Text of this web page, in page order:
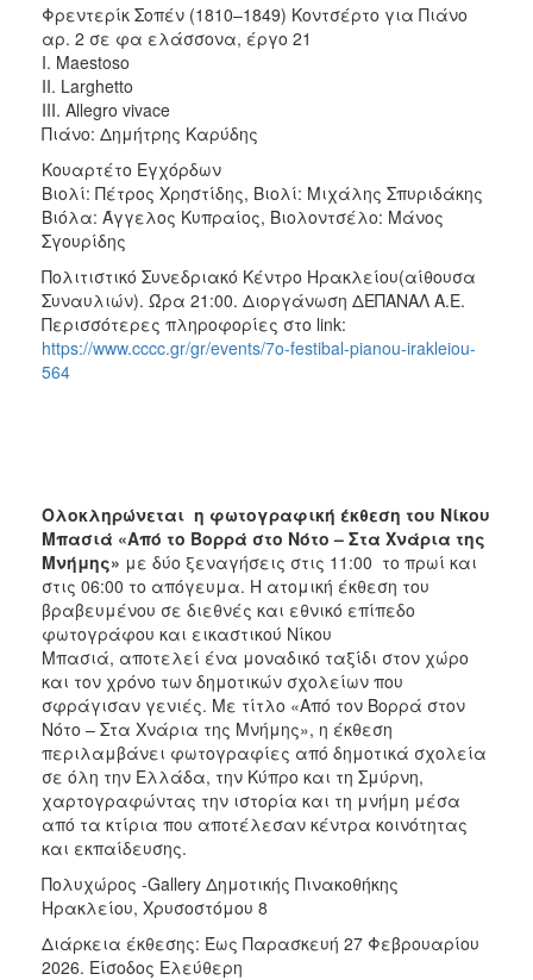
Φρεντερίκ Σοπέν (1810–1849) Κοντσέρτο για Πιάνο
αρ. 2 σε φα ελάσσονα, έργο 21
I. Maestoso
II. Larghetto
III. Allegro vivace
Πιάνo: Δημήτρης Καρύδης
Κουαρτέτο Εγχόρδων
Βιολί: Πέτρος Χρηστίδης, Βιολί: Μιχάλης Σπυριδάκης
Βιόλα: Άγγελος Κυπραίος, Βιολοντσέλο: Μάνος
Σγουρίδης
Πολιτιστικό Συνεδριακό Κέντρο Ηρακλείου(αίθουσα
Συναυλιών). Ώρα 21:00. Διοργάνωση ΔΕΠΑΝΑΛ Α.Ε.
Περισσότερες πληροφορίες στο link:
https://www.cccc.gr/gr/events/7o-festibal-pianou-irakleiou-
564
Ολοκληρώνεται η φωτογραφική έκθεση του Νίκου
Μπασιά «Από το Βορρά στο Νότο – Στα Χνάρια της
Μνήμης» με δύο ξεναγήσεις στις 11:00 το πρωί και
στις 06:00 το απόγευμα. Η ατομική έκθεση του
βραβευμένου σε διεθνές και εθνικό επίπεδο
φωτογράφου και εικαστικού Νίκου
Μπασιά, αποτελεί ένα μοναδικό ταξίδι στον χώρο
και τον χρόνο των δημοτικών σχολείων που
σφράγισαν γενιές. Με τίτλο «Από τον Βορρά στον
Νότο – Στα Χνάρια της Μνήμης», η έκθεση
περιλαμβάνει φωτογραφίες από δημοτικά σχολεία
σε όλη την Ελλάδα, την Κύπρο και τη Σμύρνη,
χαρτογραφώντας την ιστορία και τη μνήμη μέσα
από τα κτίρια που αποτέλεσαν κέντρα κοινότητας
και εκπαίδευσης.
Πολυχώρος -Gallery Δημοτικής Πινακοθήκης
Ηρακλείου, Χρυσοστόμου 8
Διάρκεια έκθεσης: Έως Παρασκευή 27 Φεβρουαρίου
2026. Είσοδος Ελεύθερη